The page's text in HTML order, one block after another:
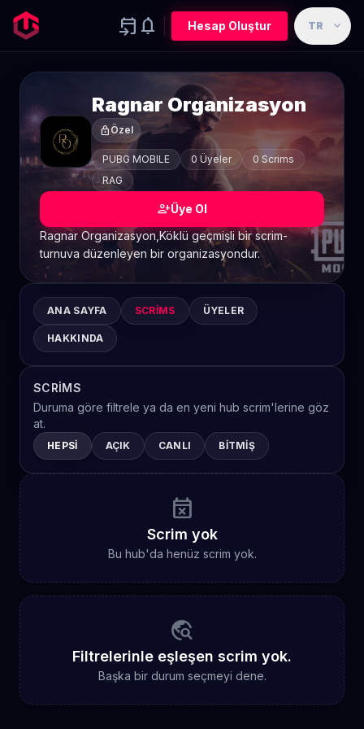
event_upcoming notifications Hesap Oluştur TR expand_more
Ragnar Organizasyon
lock Özel
PUBG MOBILE 0 Üyeler
0 Scrims
RAG
person_addÜye Ol
Ragnar Organizasyon,Köklü geçmişli bir scrim-
turnuva düzenleyen bir organizasyondur.
ANA SAYFA SCRIMS ÜYELER
HAKKINDA
SCRIMS
Duruma göre filtrele ya da en yeni hub scrim'lerine göz
at.
HEPSI AÇIK CANLI BITMIŞ
event_busy
Scrim yok
Bu hub'da henüz scrim yok.
travel_explore
Filtrelerinle eşleşen scrim yok.
Başka bir durum seçmeyi dene.